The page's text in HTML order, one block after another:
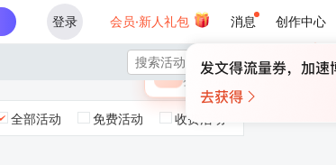
登录 会员·新人礼包 消息 创作中心
×
🎁 未登录
登录领取最高

全部活动 免费活动 收费活动